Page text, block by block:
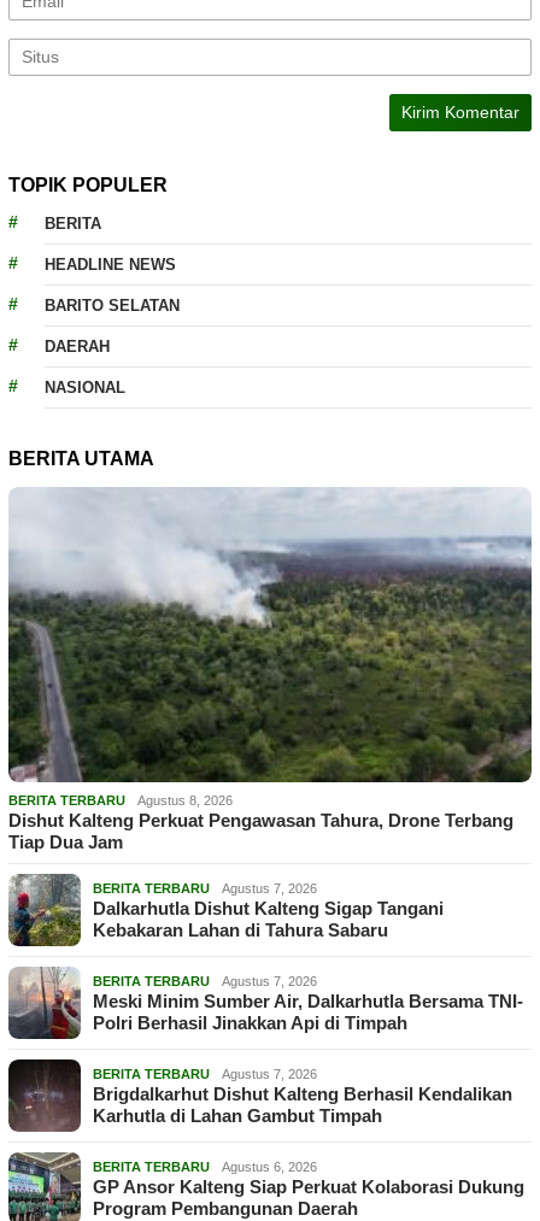
TOPIK POPULER
BERITA
HEADLINE NEWS
BARITO SELATAN
DAERAH
NASIONAL
BERITA UTAMA
BERITA TERBARU Agustus 8, 2026
Dishut Kalteng Perkuat Pengawasan Tahura, Drone Terbang
Tiap Dua Jam
BERITA TERBARU Agustus 7, 2026
Dalkarhutla Dishut Kalteng Sigap Tangani
Kebakaran Lahan di Tahura Sabaru
BERITA TERBARU Agustus 7, 2026
Meski Minim Sumber Air, Dalkarhutla Bersama TNI-
Polri Berhasil Jinakkan Api di Timpah
BERITA TERBARU Agustus 7, 2026
Brigdalkarhut Dishut Kalteng Berhasil Kendalikan
Karhutla di Lahan Gambut Timpah
BERITA TERBARU Agustus 6, 2026
GP Ansor Kalteng Siap Perkuat Kolaborasi Dukung
Program Pembangunan Daerah